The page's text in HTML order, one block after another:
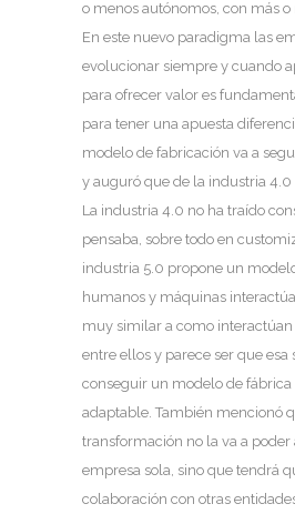
o menos autónomos, con más o
En este nuevo paradigma las
evolucionar siempre y cuando
para ofrecer valor es
para tener una apuesta
modelo de fabricación va a
y auguró que de la industria 4.0
La industria 4.0 no ha traído
pensaba, sobre todo en
industria 5.0 propone un
humanos y máquinas
muy similar a como
entre ellos y parece ser que esa
conseguir un modelo de
adaptable. También mencionó
transformación no la va a poder
empresa sola, sino que tendrá
colaboración con otras